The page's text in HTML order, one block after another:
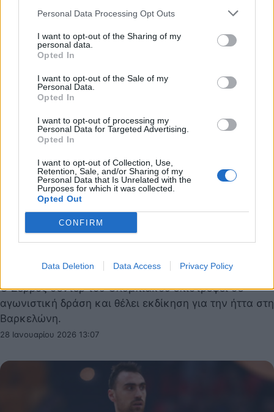
Personal Data Processing Opt Outs
I want to opt-out of the Sharing of my
personal data.
Opted In
I want to opt-out of the Sale of my
Personal Data.
Opted In
I want to opt-out of processing my
Personal Data for Targeted Advertising.
Opted In
I want to opt-out of Collection, Use,
Retention, Sale, and/or Sharing of my
Personal Data that Is Unrelated with the
Purposes for which it was collected.
Opted Out
CONFIRM
Data Deletion Data Access Privacy Policy
πονάει έχει εκφράσει την επιθυμία να αγωνιστεί στον
19 Φεβρουαρίου 2026 22:54
αντιδράσουμε»
Ο Σέρβος σέντερ του Ολυμπιακού επιστρέφει σε
αγωνιστική δράση και θέλει εκδίκηση για την ήττα στη
Βαρκελώνη.
28 Ιανουαρίου 2026 13:07